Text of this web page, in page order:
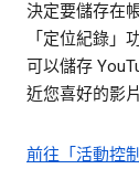
決定要儲存在
「定位紀錄」
可以儲存
近您喜好的影
前往「活動控制